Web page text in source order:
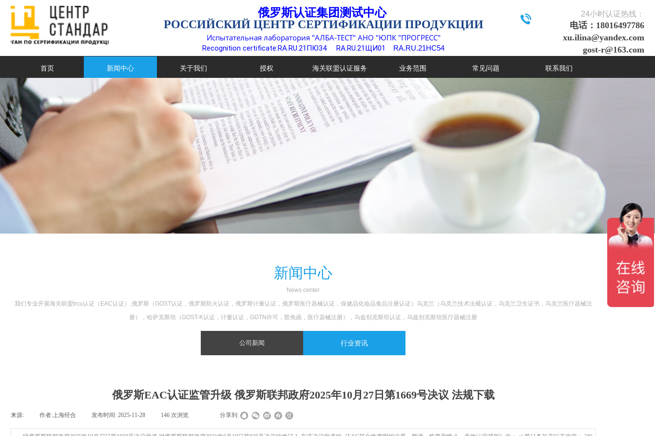
俄罗斯认证集团测试中心
РОССИЙСКИЙ ЦЕНТР СЕРТИФИКАЦИИ ПРОДУКЦИИ
Испытательная лаборатория "АЛБА-ТЕСТ" АНО "ЮПК "ПРОГРЕСС"
Recognition certificate:RA.RU.21ПЮ34 RA.RU.21ЩИ01 RA.RU.21НС54
24小时认证热线：
电话：18016497786
xu.ilina@yandex.com
gost-r@163.com
首页 新闻中心 关于我们 授权 海关联盟认证服务 业务范围 常见问题 联系我们
新闻中心
News center
我们专业开展海关联盟trcu认证（EAC认证）,俄罗斯（GOST认证，俄罗斯防火认证，俄罗斯计量认证，俄罗斯医疗器械认证，保健品化妆品食品注册认证）乌克兰（乌克兰技术法规认证，乌克兰卫生证书，乌克兰医疗器械注
册），哈萨克斯坦（GOST-K认证，计量认证，GGTN许可，豁免函，医疗器械注册），乌兹别克斯坦认证，乌兹别克斯坦医疗器械注册
公司新闻 行业资讯
俄罗斯EAC认证监管升级 俄罗斯联邦政府2025年10月27日第1669号决议 法规下载
来源: 作者:上海经合 发布时间: 2025-11-28 146 次浏览 分享到: